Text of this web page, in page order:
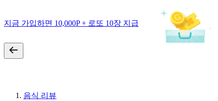
지금 가입하면 10,000P + 로또 10장 지급
음식 리뷰